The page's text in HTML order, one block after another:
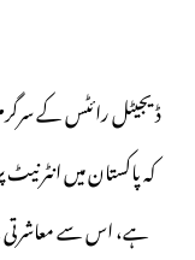
ڈیجیٹل رائٹس کے
کہ پاکستان میں
ہے، اس سے معاشرتی